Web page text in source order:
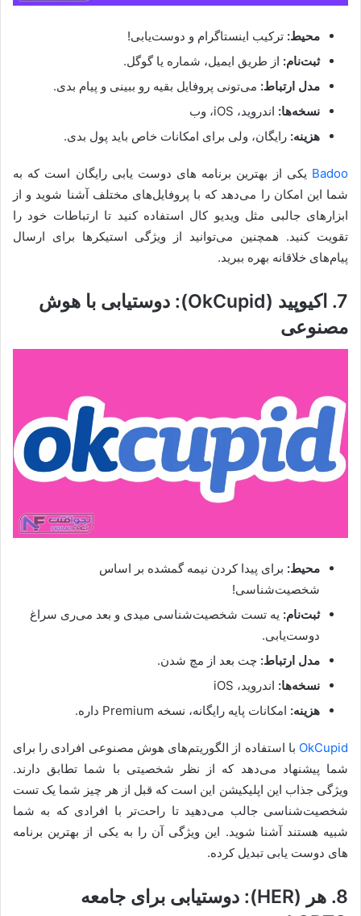
محیط: ترکیب اینستاگرام و دوست‌یابی!
ثبت‌نام: از طریق ایمیل، شماره یا گوگل.
مدل ارتباط: می‌تونی پروفایل بقیه رو ببینی و پیام بدی.
نسخه‌ها: اندروید، iOS، وب
هزینه: رایگان، ولی برای امکانات خاص باید پول بدی.
Badoo یکی از بهترین برنامه های دوست یابی رایگان است که به
شما این امکان را می‌دهد که با پروفایل‌های مختلف آشنا شوید و از
ابزارهای جالبی مثل ویدیو کال استفاده کنید تا ارتباطات خود را
تقویت کنید. همچنین می‌توانید از ویژگی استیکرها برای ارسال
پیام‌های خلاقانه بهره ببرید.
7. اکیوپید (OkCupid): دوستیابی با هوش
مصنوعی
محیط: برای پیدا کردن نیمه گمشده بر اساس
شخصیت‌شناسی!
ثبت‌نام: یه تست شخصیت‌شناسی میدی و بعد می‌ری سراغ
دوست‌یابی.
مدل ارتباط: چت بعد از مچ شدن.
نسخه‌ها: اندروید، iOS
هزینه: امکانات پایه رایگانه، نسخه Premium داره.
OkCupid با استفاده از الگوریتم‌های هوش مصنوعی افرادی را برای
شما پیشنهاد می‌دهد که از نظر شخصیتی با شما تطابق دارند.
ویژگی جذاب این اپلیکیشن این است که قبل از هر چیز شما یک تست
شخصیت‌شناسی جالب می‌دهید تا راحت‌تر با افرادی که به شما
شبیه هستند آشنا شوید. این ویژگی آن را به یکی از بهترین برنامه
های دوست یابی تبدیل کرده.
8. هر (HER): دوستیابی برای جامعه